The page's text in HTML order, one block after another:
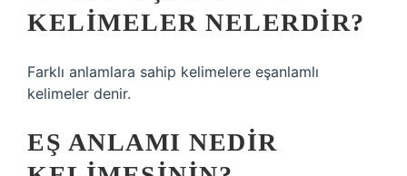
KELIMELER NELERDIR?
Farklı anlamlara sahip kelimelere eşanlamlı
kelimeler denir.
EŞ ANLAMI NEDIR